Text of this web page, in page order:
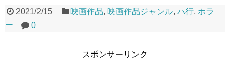
2021/2/15 映画作品, 映画作品ジャンル,ハ行, ホラ
ー
0
スポンサーリンク